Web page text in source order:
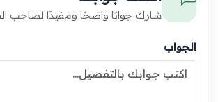
شارك جوابًا واضحًا ومفيدًا لصاحب
الجواب